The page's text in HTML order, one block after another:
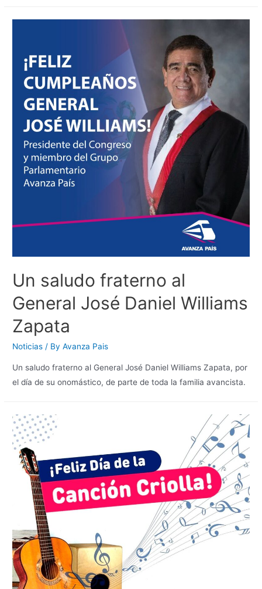
Un saludo fraterno al
General José Daniel Williams
Zapata
Noticias / ByAvanza Pais
Un saludo fraterno al General José Daniel Williams Zapata, por
el día de su onomástico, de parte de toda la familia avancista.